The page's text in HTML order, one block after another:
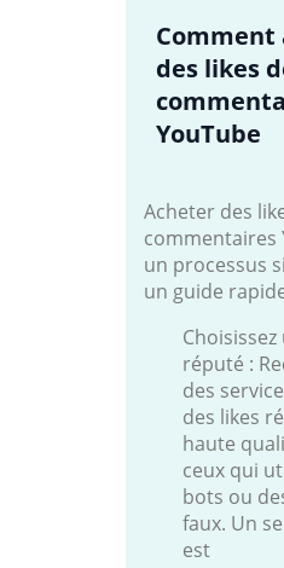
Comment
des likes
YouTube
Acheter des
commentaires
un processus
un guide
réputé :
des
des likes
haute
ceux qui
bots ou
faux. Un
est